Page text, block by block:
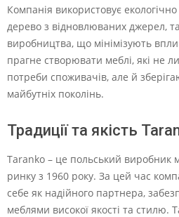
Компанія використовує екологічно
дерево з відновлюваних джерел,
виробництва, що мінімізують
прагне створювати меблі, які не
потреби споживачів, але й
майбутніх поколінь.
Традиції та якість
Taranko – це польський виробник
ринку з 1960 року. За цей час
себе як надійного партнера,
меблями високої якості та стилю.